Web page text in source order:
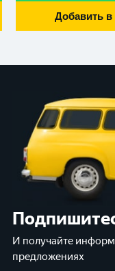
Добавить в
И получайте
предложениях